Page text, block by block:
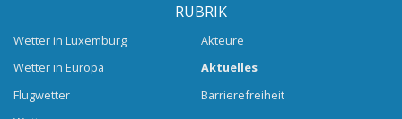
RUBRIK
Wetter in Luxemburg
Wetter in Europa
Flugwetter
Akteure
Aktuelles
Barrierefreiheit